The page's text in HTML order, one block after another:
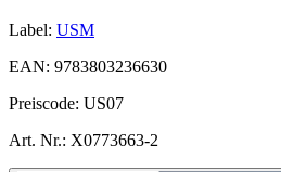
Label: USM
EAN: 9783803236630
Preiscode: US07
Art. Nr.: X0773663-2